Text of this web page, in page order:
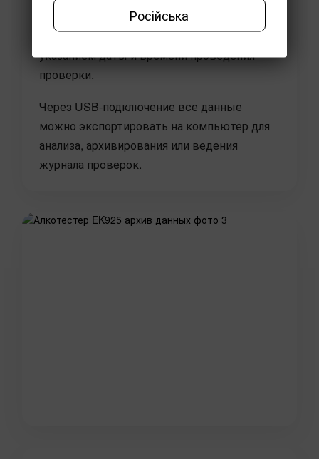
Память устройства позволяет хранить до
2500 результатов тестирования с
указанием даты и времени проведения
проверки.
Через USB-подключение все данные
можно экспортировать на компьютер для
анализа, архивирования или ведения
журнала проверок.
Російська